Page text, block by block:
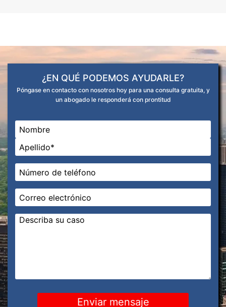
¿EN QUÉ PODEMOS AYUDARLE?
Póngase en contacto con nosotros hoy para una consulta gratuita, y
un abogado le responderá con prontitud
Nombre
En primer lugar
Última
Teléfono*
Correo
electrónico*
Mensaje*